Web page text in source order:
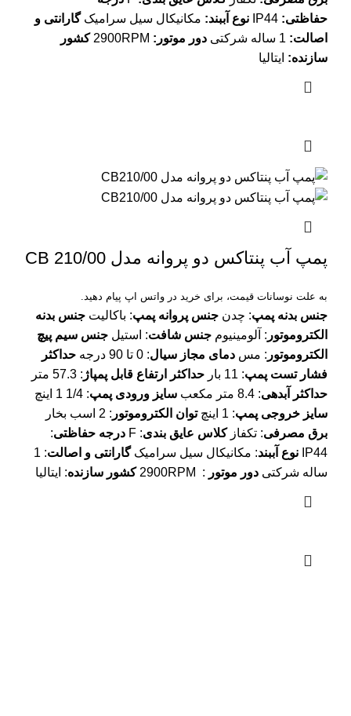
حفاظتی:
نوع آببند: مکانیکال سیل سرامیکگارانتی و
اصالت:
دور موتور:
کشور
سازنده: ایتالیا
پمپ آب پنتاکس دو پروانه مدل CB 210/00
به علت نوسانات قیمت، برای خرید در واتس اپ پیام دهید.
جنس بدنه پمپ: چدن جنس پروانه پمپ: باکالیت جنس بدنه
الکتروموتور : آلومینیوم جنس شافت: استیل جنس سیم پیچ
الکتروموتور : مس دمای مجاز سیال: 0 تا 90 درجه
حداکثر
فشار تست پمپ: 11 بار حداکثر ارتفاع قابل پمپاژ : 57.3 متر
حداکثر آبدهی: 8.4 متر مکعب سایز ورودی پمپ: 1/4 1 اینچ
سایز خروجی پمپ: 1 اینچ توان الکتروموتور : 2 اسب بخار
برق مصرفی: تکفازکلاس عایق بندی: F درجه حفاظتی:
IP44 نوع آببند: مکانیکال سیل سرامیکگارانتی و اصالت : 1
ساله شرکتی دور موتور : 2900RPM کشور سازنده: ایتالیا